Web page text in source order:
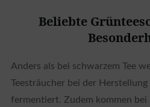
Beliebte
Anders als bei schwarzem Tee
Teesträucher bei der
fermentiert. Zudem kommen bei